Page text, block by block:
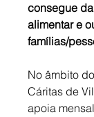
consegue
alimentar e
famílias/
No âmbito
Cáritas de
apoia